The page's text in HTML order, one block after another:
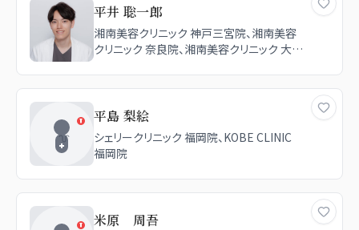
平井 聡一郎
湘南美容クリニック 神戸三宮院、湘南美容
クリニック 奈良院、湘南美容クリニック 大阪
平島 梨絵
シェリークリニック 福岡院、KOBE CLINIC
福岡院
米原 周吾